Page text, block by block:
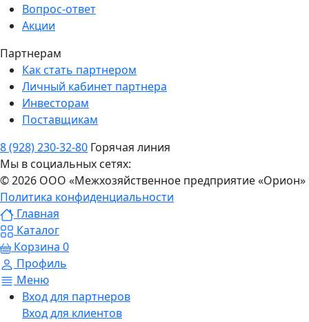
Вопрос-ответ
Акции
Партнерам
Как стать партнером
Личный кабинет партнера
Инвесторам
Поставщикам
8 (928) 230-32-80 Горячая линия
Мы в социальных сетях:
© 2026 ООО «Межхозяйственное предприятие «Орион»
Политика конфиденциальности
Главная
Каталог
Корзина 0
Профиль
Меню
Вход для партнеров
Вход для клиентов